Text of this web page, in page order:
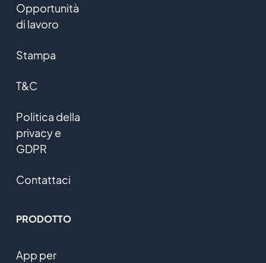
Opportunità
di lavoro
Stampa
T&C
Politica della
privacy e
GDPR
Contattaci
PRODOTTO
App per